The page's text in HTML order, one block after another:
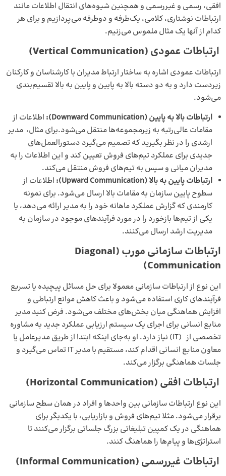
افقی، رسمی و غیررسمی و همچنین شیوه‌های انتقال اطلاعات مانند
ارتباطات نوشتاری، کلامی، یک‌طرفه و دوطرفه می‌پردازیم و برای هر
کدام از آنها یک مثال ملموس می‌زنیم.
ارتباطات عمودی (Vertical Communication)
ارتباطات عمودی اشاره به ساختار ارتباط مدیران با کارشناسان و کارکنان
زیردست دارد و به دو دسته بالا به پایین و پایین به بالا تقسیم‌بندی
می‌شود.
ارتباطات بالا به پایین(Downward Communication):
اطلاعات از
مقامات عالی‌رتبه به زیرمجموعه‌ها منتقل می‌شود.برای مثال، مدیر
ارشدی را در نظر بگیرید که تصمیم می‌گیرد دستورالعمل‌های
جدیدی برای عملکرد تیم‌های فروش تعیین کند و این اطلاعات را به
مدیران میانی و سپس به تیم‌های فروش منتقل می‌کند.
ارتباطات پایین به بالا (Upward Communication):
اطلاعات از
سطوح پایین سازمان به مقامات بالا ارسال می‌شود. برای نمونه
کارمندی که گزارش عملکرد ماهانه خود را به مدیر ارائه می‌دهد، یا
یکی از تیم‌ها بازخورد را در مورد فرآیندهای موجود در سازمان به
مدیریت ارشد ارسال می‌کنند.
ارتباطات سازمانی مورب (Diagonal
Communication)
این نوع از ارتباطات سازمانی معمولا برای حل مسائل پیچیده یا تسریع
فرآیندهای کاری استفاده می‌شود و باعث کاهش موانع ارتباطی و
افزایش هماهنگی میان بخش‌های مختلف می‌شود. فرض کنید مدیر
منابع انسانی برای اجرای یک سیستم ارزیابی عملکرد جدید به مشاوره
تخصصی از (IT) نیاز دارد. او به‌جای اینکه ابتدا از طریق مدیرعامل یا
معاون منابع انسانی اقدام کند، مستقیم با مدیر IT تماس می‌گیرد و
جلسات هماهنگی برگزار می‌کند.
ارتباطات افقی (Horizontal Communication)
این نوع ارتباطات سازمانی بین واحدها و افراد در همان سطح سازمانی
برقرار می‌شود. مثلا تیم‌های فروش و بازاریابی، با یکدیگر برای
هماهنگی در یک کمپین تبلیغاتی بزرگ جلساتی برگزار می‌کنند تا
استراتژی‌ها و پیام‌ها را هماهنگ کنند.
ارتباطات غیررسمی (Informal Communication)